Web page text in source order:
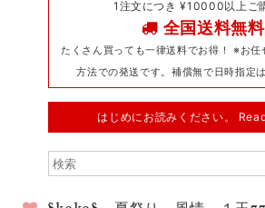
1注文につき ¥10000以上ご
全国送料無料
たくさん買っても一律送料でお得！ ※お任
方法での発送です。補償無で日時指定
はじめにお読みください。